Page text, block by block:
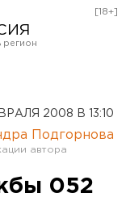
[18+]
2008 В 13:10
Подгорнова
052